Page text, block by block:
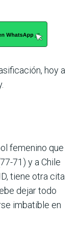
hoy a
femenino que
71) y a Chile
tiene otra cita
dejar todo
imbatible en